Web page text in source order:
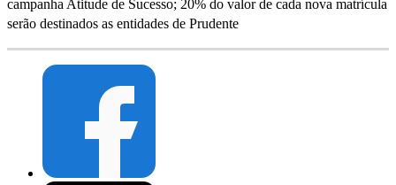
campanha Atitude de Sucesso; 20% do valor de cada nova matrícula
serão destinados as entidades de Prudente